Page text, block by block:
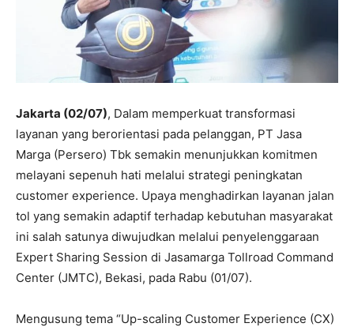
Jakarta (02/07), Dalam memperkuat transformasi
layanan yang berorientasi pada pelanggan, PT Jasa
Marga (Persero) Tbk semakin menunjukkan komitmen
melayani sepenuh hati melalui strategi peningkatan
customer experience. Upaya menghadirkan layanan jalan
tol yang semakin adaptif terhadap kebutuhan masyarakat
ini salah satunya diwujudkan melalui penyelenggaraan
Expert Sharing Session di Jasamarga Tollroad Command
Center (JMTC), Bekasi, pada Rabu (01/07).
Mengusung tema “Up-scaling Customer Experience (CX)